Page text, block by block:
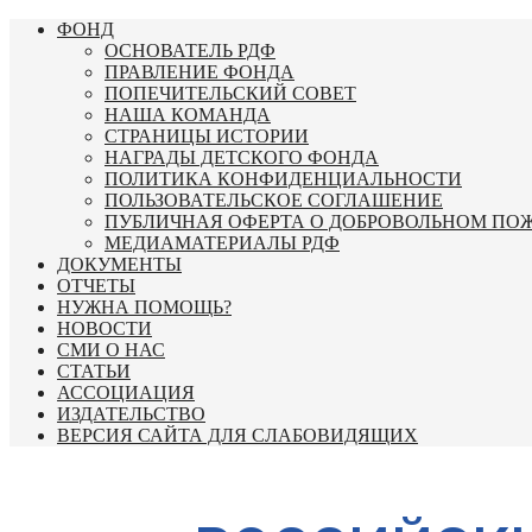
Перейти
содержимому
ФОНД
ОСНОВАТЕЛЬ РДФ
ПРАВЛЕНИЕ ФОНДА
ПОПЕЧИТЕЛЬСКИЙ СОВЕТ
НАША КОМАНДА
СТРАНИЦЫ ИСТОРИИ
НАГРАДЫ ДЕТСКОГО ФОНДА
ПОЛИТИКА КОНФИДЕНЦИАЛЬНОСТИ
ПОЛЬЗОВАТЕЛЬСКОЕ СОГЛАШЕНИЕ
ПУБЛИЧНАЯ ОФЕРТА О ДОБРОВОЛЬНОМ
МЕДИАМАТЕРИАЛЫ РДФ
ДОКУМЕНТЫ
ОТЧЕТЫ
НУЖНА ПОМОЩЬ?
НОВОСТИ
СМИ О НАС
СТАТЬИ
АССОЦИАЦИЯ
ИЗДАТЕЛЬСТВО
ВЕРСИЯ САЙТА ДЛЯ СЛАБОВИДЯЩИХ